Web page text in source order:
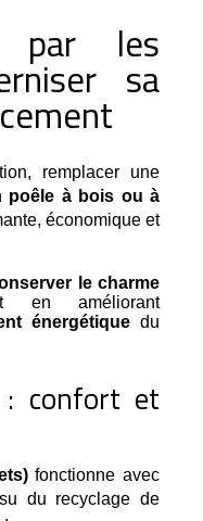
par les
sa
remplacer une
poêle à bois ou à
économique et
le charme
améliorant
énergétiquedu
: confort et
fonctionne avec
du recyclage de